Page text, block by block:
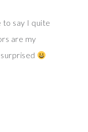
to say I quite
are my